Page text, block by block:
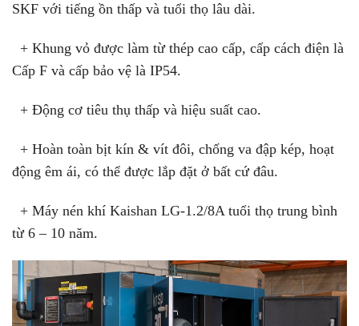
SKF với tiếng ồn thấp và tuổi thọ lâu dài.
+ Khung vỏ được làm từ thép cao cấp, cấp cách điện là
Cấp F và cấp bảo vệ là IP54.
+ Động cơ tiêu thụ thấp và hiệu suất cao.
+ Hoàn toàn bịt kín & vít đôi, chống va đập kép, hoạt
động êm ái, có thể được lắp đặt ở bất cứ đâu.
+ Máy nén khí Kaishan LG-1.2/8A tuổi thọ trung bình
từ 6 – 10 năm.